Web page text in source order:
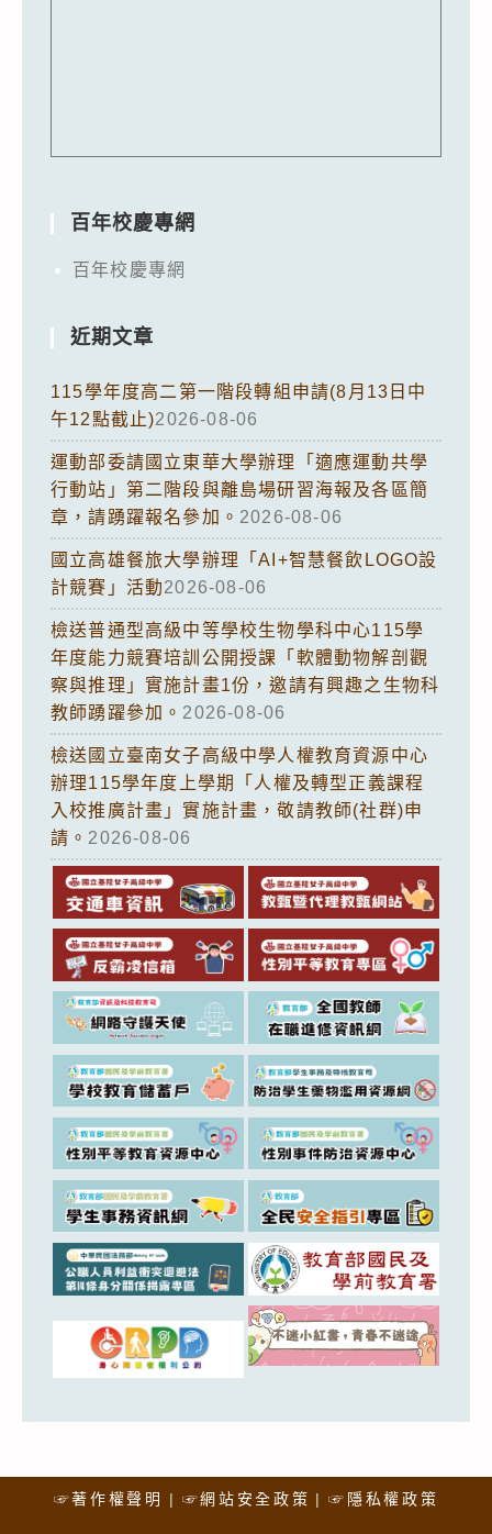
百年校慶專網
百年校慶專網
近期文章
115學年度高二第一階段轉組申請(8月13日中
午12點截止)2026-08-06
運動部委請國立東華大學辦理「適應運動共學
行動站」第二階段與離島場研習海報及各區簡
章，請踴躍報名參加。 2026-08-06
國立高雄餐旅大學辦理「AI+智慧餐飲LOGO設
計競賽」活動2026-08-06
檢送普通型高級中等學校生物學科中心115學
年度能力競賽培訓公開授課「軟體動物解剖觀
察與推理」實施計畫1份，邀請有興趣之生物科
教師踴躍參加。 2026-08-06
檢送國立臺南女子高級中學人權教育資源中心
辦理115學年度上學期「人權及轉型正義課程
入校推廣計畫」實施計畫，敬請教師(社群)申
請。 2026-08-06
☞著作權聲明 ☞網站安全政策 ☞隱私權政策